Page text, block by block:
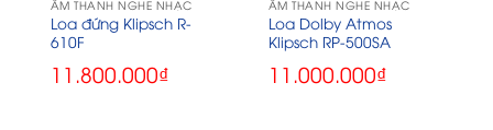
ÂM THANH NGHE NHẠC
Loa đứng Klipsch R-
610F
11.800.000₫
ÂM THANH NGHE NHẠC
Loa Dolby Atmos
Klipsch RP-500SA
11.000.000₫